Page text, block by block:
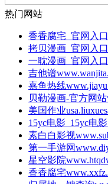
热门网站
香香腐宅_官网入口
拷贝漫画_官网入口
一耽漫画_官网入口
吉他谱
嘉鱼热线
贝勒漫画-官方网站
美国作业
15yc电影_15yc电
素白白影视
第一手游网
星空影院
香香腐宅